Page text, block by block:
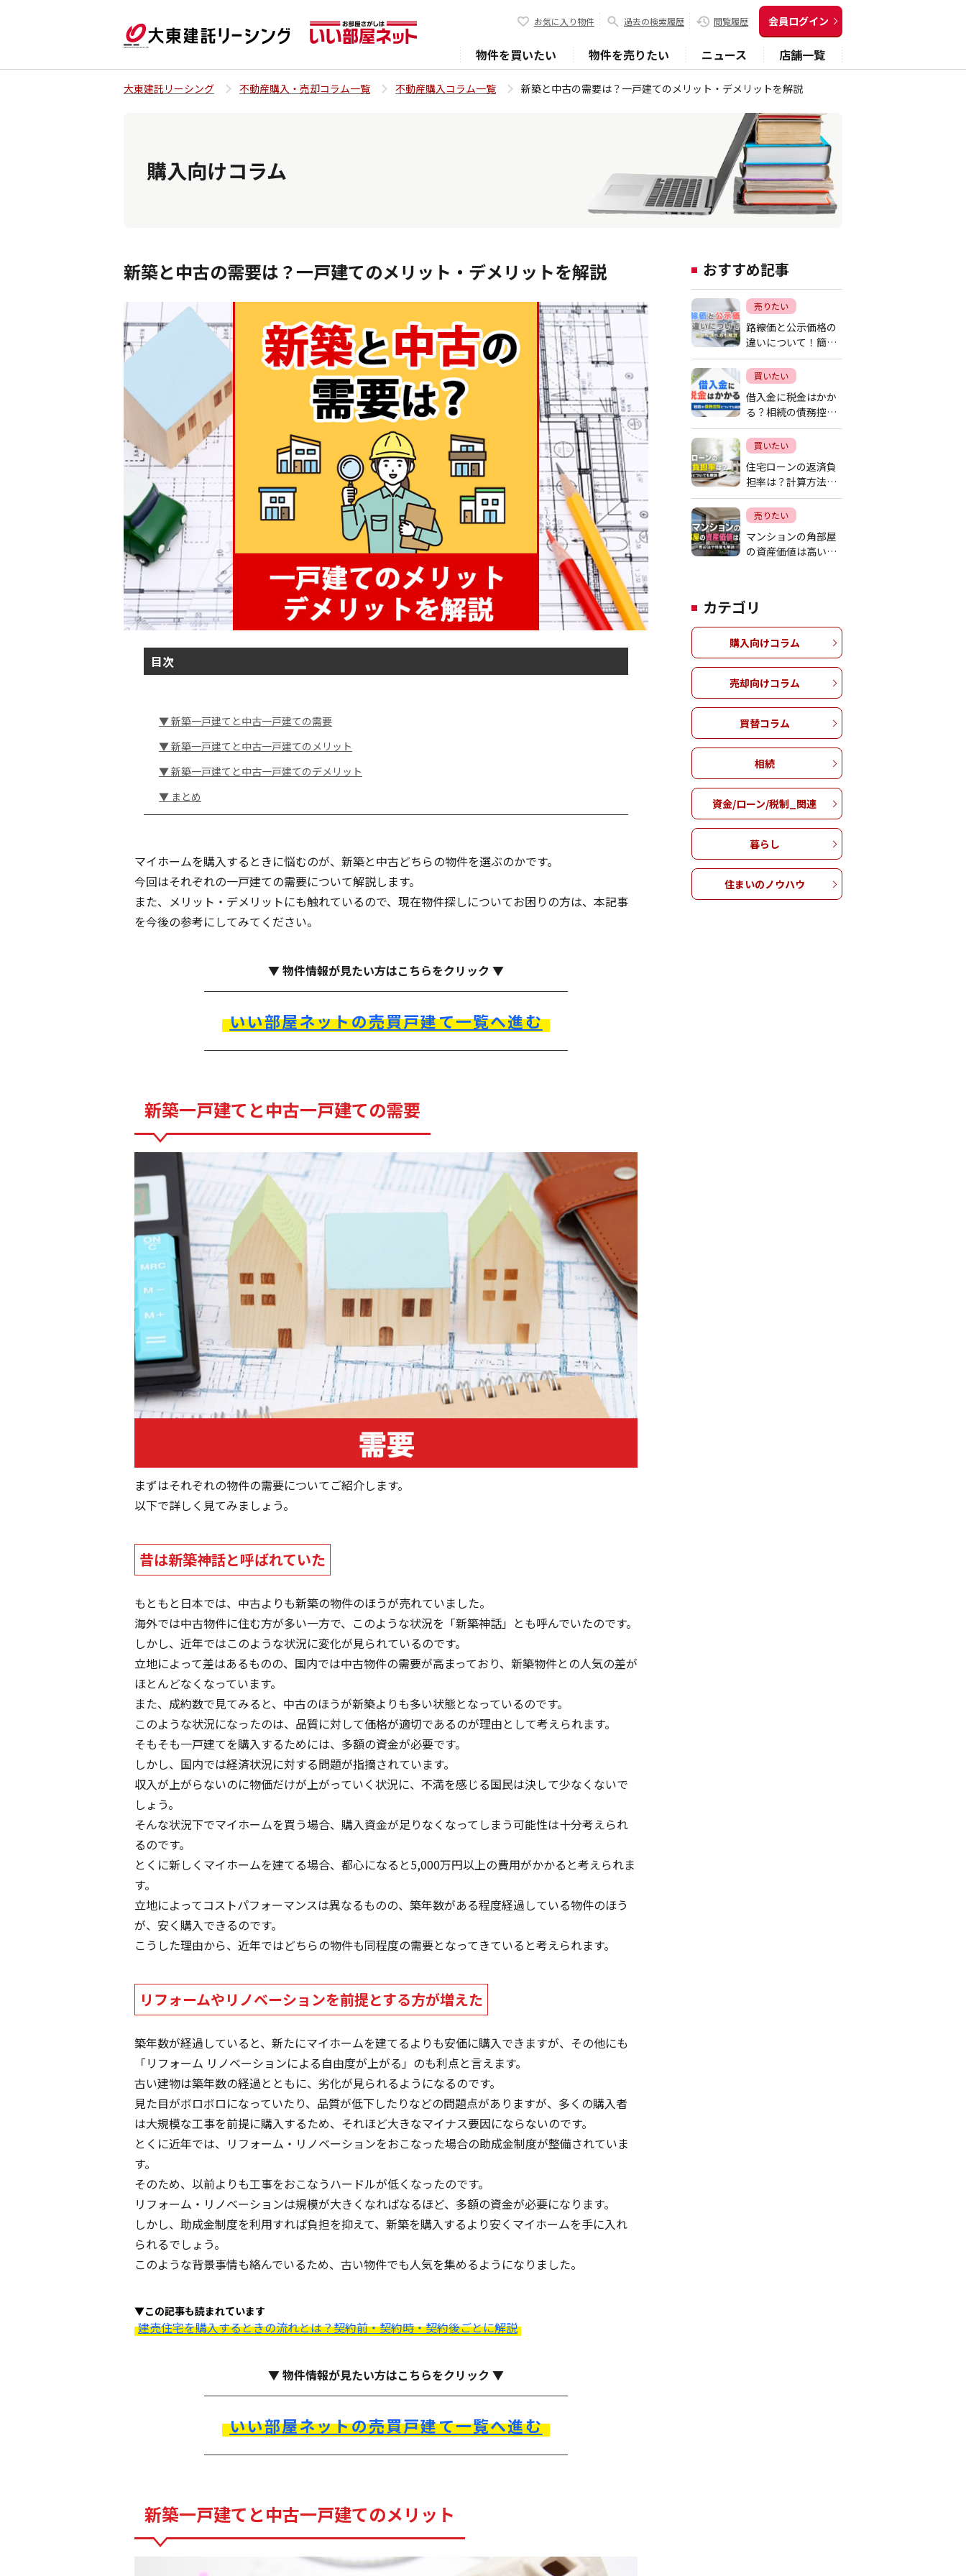
お気に入り物件 過去の検索履歴 閲覧履歴 会員ログイン
物件を買いたい 物件を売りたい ニュース 店舗一覧
大東建託リーシング 不動産購入・売却コラム一覧 不動産購入コラム一覧 新築と中古の需要は？一戸建てのメリット・デメリットを解説
購入向けコラム
新築と中古の需要は？一戸建てのメリット・デメリットを解説
目次
▼ 新築一戸建てと中古一戸建ての需要
▼ 新築一戸建てと中古一戸建てのメリット
▼ 新築一戸建てと中古一戸建てのデメリット
▼ まとめ
マイホームを購入するときに悩むのが、新築と中古どちらの物件を選ぶのかです。
今回はそれぞれの一戸建ての需要について解説します。
また、メリット・デメリットにも触れているので、現在物件探しについてお困りの方は、本記事
を今後の参考にしてみてください。
▼ 物件情報が見たい方はこちらをクリック ▼
いい部屋ネットの売買戸建て一覧へ進む
新築一戸建てと中古一戸建ての需要
まずはそれぞれの物件の需要についてご紹介します。
以下で詳しく見てみましょう。
昔は新築神話と呼ばれていた
もともと日本では、中古よりも新築の物件のほうが売れていました。
海外では中古物件に住む方が多い一方で、このような状況を「新築神話」とも呼んでいたのです。
しかし、近年ではこのような状況に変化が見られているのです。
立地によって差はあるものの、国内では中古物件の需要が高まっており、新築物件との人気の差が
ほとんどなくなっています。
また、成約数で見てみると、中古のほうが新築よりも多い状態となっているのです。
このような状況になったのは、品質に対して価格が適切であるのが理由として考えられます。
そもそも一戸建てを購入するためには、多額の資金が必要です。
しかし、国内では経済状況に対する問題が指摘されています。
収入が上がらないのに物価だけが上がっていく状況に、不満を感じる国民は決して少なくないで
しょう。
そんな状況下でマイホームを買う場合、購入資金が足りなくなってしまう可能性は十分考えられ
るのです。
とくに新しくマイホームを建てる場合、都心になると5,000万円以上の費用がかかると考えられま
す。
立地によってコストパフォーマンスは異なるものの、築年数がある程度経過している物件のほう
が、安く購入できるのです。
こうした理由から、近年ではどちらの物件も同程度の需要となってきていると考えられます。
リフォームやリノベーションを前提とする方が増えた
築年数が経過していると、新たにマイホームを建てるよりも安価に購入できますが、その他にも
「リフォーム リノベーションによる自由度が上がる」のも利点と言えます。
古い建物は築年数の経過とともに、劣化が見られるようになるのです。
見た目がボロボロになっていたり、品質が低下したりなどの問題点がありますが、多くの購入者
は大規模な工事を前提に購入するため、それほど大きなマイナス要因にならないのです。
とくに近年では、リフォーム・リノベーションをおこなった場合の助成金制度が整備されていま
す。
そのため、以前よりも工事をおこなうハードルが低くなったのです。
リフォーム・リノベーションは規模が大きくなればなるほど、多額の資金が必要になります。
しかし、助成金制度を利用すれば負担を抑えて、新築を購入するより安くマイホームを手に入れ
られるでしょう。
このような背景事情も絡んでいるため、古い物件でも人気を集めるようになりました。
▼この記事も読まれています
建売住宅を購入するときの流れとは？契約前・契約時・契約後ごとに解説
▼ 物件情報が見たい方はこちらをクリック ▼
いい部屋ネットの売買戸建て一覧へ進む
新築一戸建てと中古一戸建てのメリット
おすすめ記事
売りたい
路線価と公示価格の
違いについて！簡単
な調べ方も解説
買いたい
借入金に税金はかか
る？相続の債務控除
についても解説
買いたい
住宅ローンの返済負
担率は？計算方法に
ついても解説
売りたい
マンションの角部屋
の資産価値は高い？
カテゴリ
購入向けコラム
売却向けコラム
買替コラム
相続
資金/ローン/税制_関連
暮らし
住まいのノウハウ